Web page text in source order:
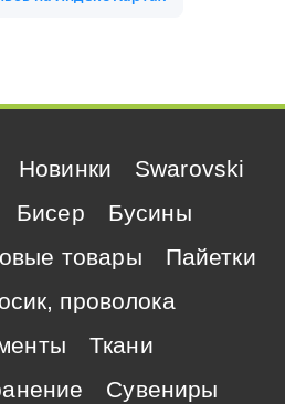
Новинки
Swarovski
Бисер
Бусины
товары
Пайетки
проволока
Ткани
Сувениры